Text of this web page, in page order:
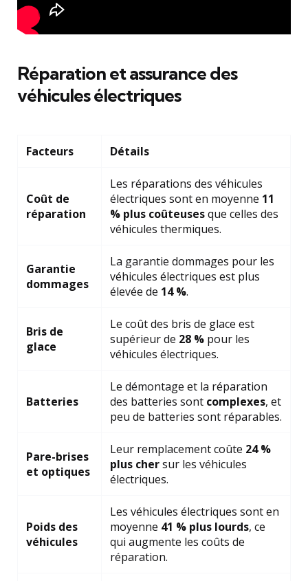
Réparation et assurance des
véhicules électriques
Facteurs Détails
Coût de
réparation
Les réparations des véhicules
électriques sont en moyenne 11
% plus coûteusesque celles des
véhicules thermiques.
Garantie
dommages
La garantie dommages pour les
véhicules électriques est plus
élevée de 14 %.
Bris de
glace
Le coût des bris de glace est
supérieur de 28 % pour les
véhicules électriques.
Batteries
Le démontage et la réparation
des batteries sont complexes, et
peu de batteries sont réparables.
Pare-brises
et optiques
Leur remplacement coûte 24 %
plus chersur les véhicules
électriques.
Poids des
véhicules
Les véhicules électriques sont en
moyenne 41 % plus lourds, ce
qui augmente les coûts de
réparation.